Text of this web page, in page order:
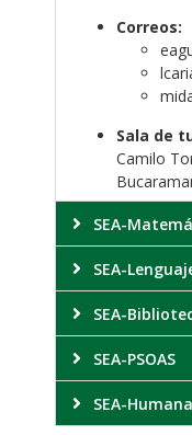
Correos:
Sala de
Camilo
SEA-
SEA-
SEA-
SEA-PSOAS
SEA-